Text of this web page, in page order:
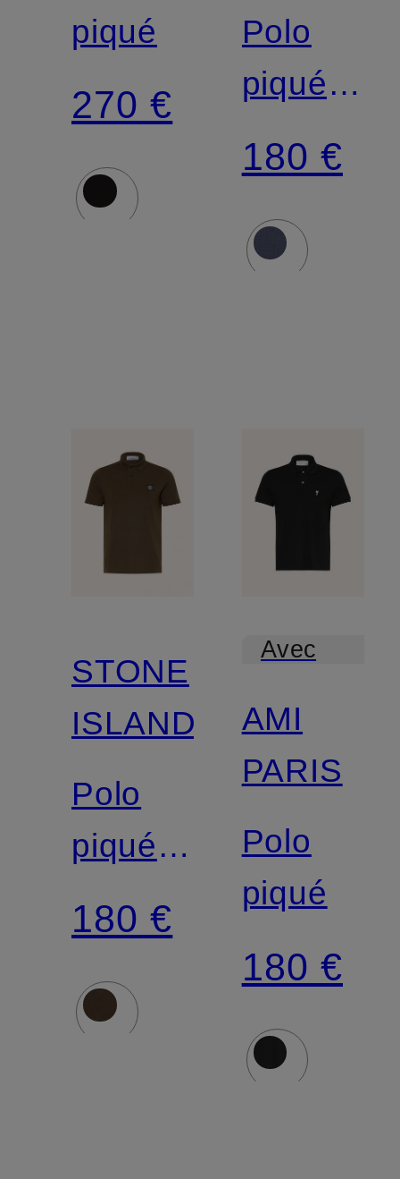
piqué
270 €
Polo
piqué,
coupe
slim
180 €
STONE
ISLAND
Polo
piqué,
coupe
slim
180 €
Avec
AMI
PARIS
Polo
piqué
180 €